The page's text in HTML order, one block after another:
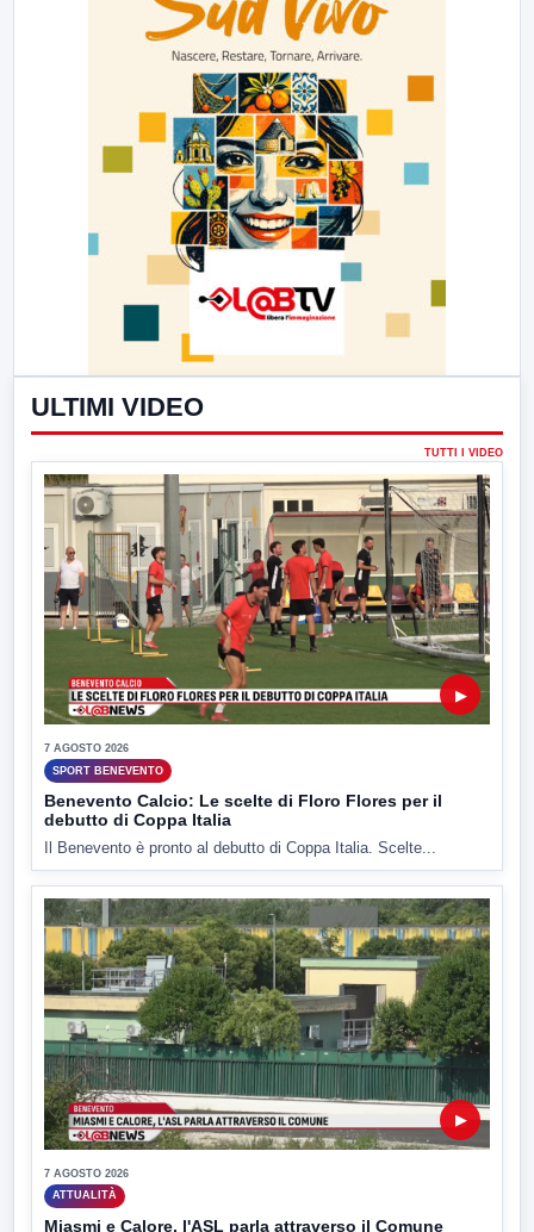
ULTIMI VIDEO
TUTTI I VIDEO
▶
7 AGOSTO 2026
SPORT BENEVENTO
Benevento Calcio: Le scelte di Floro Flores per il
debutto di Coppa Italia
Il Benevento è pronto al debutto di Coppa Italia. Scelte...
▶
7 AGOSTO 2026
ATTUALITÀ
Miasmi e Calore, l'ASL parla attraverso il Comune